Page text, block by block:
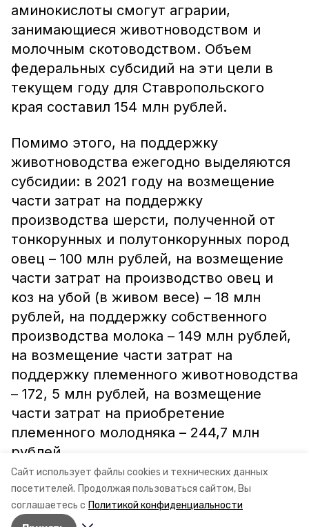
Сайт использует файлы cookies и технических данных
посетителей. Продолжая пользоваться сайтом, Вы
соглашаетесь с Политикой конфиденциальности
аминокислоты смогут аграрии,
занимающиеся животноводством и
молочным скотоводством. Объем
федеральных субсидий на эти цели в
текущем году для Ставропольского
края составил 154 млн рублей.
Помимо этого, на поддержку
животноводства ежегодно выделяются
субсидии: в 2021 году на возмещение
части затрат на поддержку
производства шерсти, полученной от
тонкорунных и полутонкорунных пород
овец – 100 млн рублей, на возмещение
части затрат на производство овец и
коз на убой (в живом весе) – 18 млн
рублей, на поддержку собственного
производства молока – 149 млн рублей,
на возмещение части затрат на
поддержку племенного животноводства
– 172, 5 млн рублей, на возмещение
части затрат на приобретение
племенного молодняка – 244,7 млн
рублей.
Информация: минсельхоз СК